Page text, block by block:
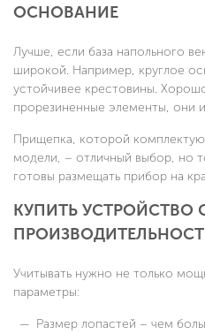
ОСНОВАНИЕ
Лучше, если база напольного
широкой. Например, круглое
устойчивее крестовины.
прорезиненные элементы, они
Прищепка, которой
модели, – отличный выбор, но
готовы размещать прибор на
КУПИТЬ УСТРОЙСТВО
Учитывать нужно не только
параметры:
Размер лопастей – чем